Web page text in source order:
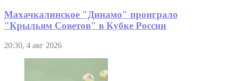
Махачкалинское "Динамо" проиграло
"Крыльям Советов" в Кубке России
20:30, 4 авг 2026